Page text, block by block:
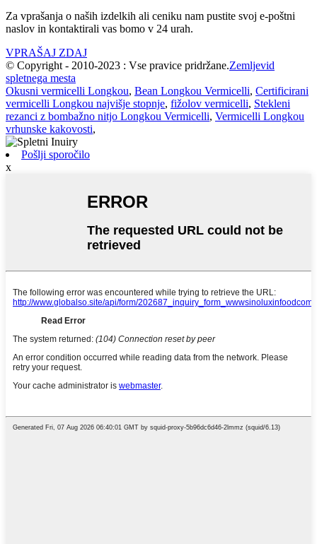
Za vprašanja o naših izdelkih ali ceniku nam pustite svoj e-poštni
naslov in kontaktirali vas bomo v 24 urah.
VPRAŠAJ ZDAJ
© Copyright - 2010-2023 : Vse pravice pridržane.Zemljevid
spletnega mesta
Okusni vermicelli Longkou, Bean Longkou Vermicelli, Certificirani
vermicelli Longkou najvišje stopnje, fižolov vermicelli, Stekleni
rezanci z bombažno nitjo Longkou Vermicelli, Vermicelli Longkou
vrhunske kakovosti,
Pošlji sporočilo
x